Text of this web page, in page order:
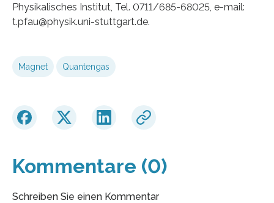
Physikalisches Institut, Tel. 0711/685-68025, e-mail:
t.pfau@physik.uni-stuttgart.de.
Magnet Quantengas
Kommentare (0)
Schreiben Sie einen Kommentar